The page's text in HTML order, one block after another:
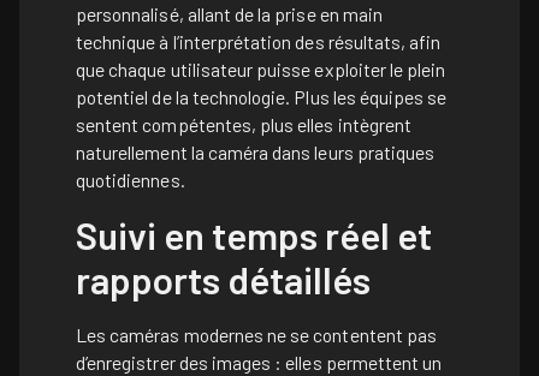
personnalisé, allant de la prise en main
technique à l’interprétation des résultats, afin
que chaque utilisateur puisse exploiter le plein
potentiel de la technologie. Plus les équipes se
sentent compétentes, plus elles intègrent
naturellement la caméra dans leurs pratiques
quotidiennes.
Suivi en temps réel et
rapports détaillés
Les caméras modernes ne se contentent pas
d’enregistrer des images : elles permettent un